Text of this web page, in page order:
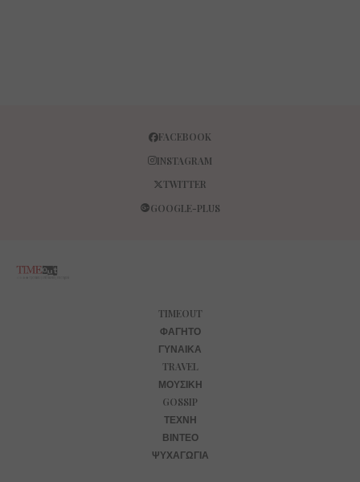
FACEBOOK
INSTAGRAM
TWITTER
GOOGLE-PLUS
TIMEOUT
ΦΑΓΗΤΌ
ΓΥΝΑΊΚΑ
TRAVEL
ΜΟΥΣΙΚΉ
GOSSIP
ΤΈΧΝΗ
ΒΊΝΤΕΟ
ΨΥΧΑΓΩΓΊΑ